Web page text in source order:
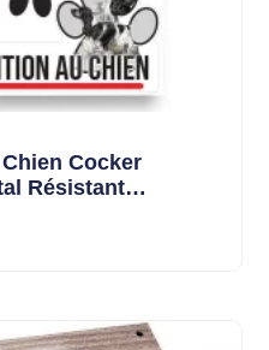
Cocker
Résistant